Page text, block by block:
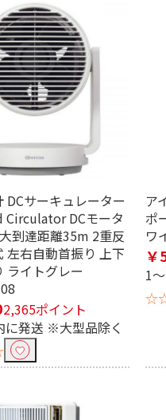
DCサーキュレーター
Circulator DCモータ
到達距離35m 2重反
左右自動首振り 上下
ライトグレー
2,365ポイント
に発送 ※大型品除く
ア
ポ
ワ
1